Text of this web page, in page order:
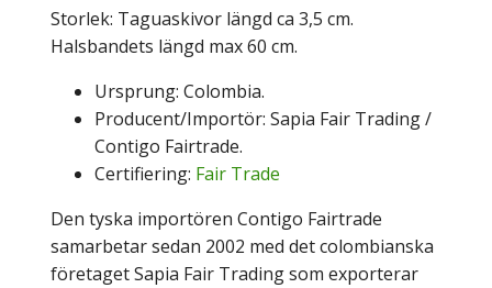
Storlek: Taguaskivor längd ca 3,5 cm.
Halsbandets längd max 60 cm.
Ursprung: Colombia.
Producent/Importör: Sapia Fair Trading /
Contigo Fairtrade.
Certifiering: Fair Trade
Den tyska importören Contigo Fairtrade
samarbetar sedan 2002 med det colombianska
företaget Sapia Fair Trading som exporterar